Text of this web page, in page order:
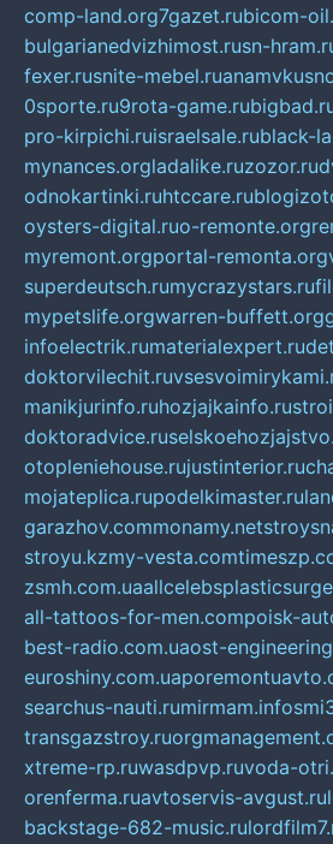
comp-land.org7gazet.rubicom-
bulgarianedvizhimost.rusn-
fexer.rusnite-mebel.ru
0sporte.ru9rota-game.ru
pro-kirpichi.ruisraelsale.rublack-
mynances.orgladalike.ruzozor.ru
odnokartinki.ruhtccare.ru
oysters-digital.ruo-remonte.org
myremont.orgportal-remonta.org
superdeutsch.rumycrazystars.ru
mypetslife.orgwarren-buffett.org
infoelectrik.rumaterialexpert.ru
doktorvilechit.ru
manikjurinfo.ruhozjajkainfo.ru
doktoradvice.ru
otopleniehouse.rujustinterior.ru
mojateplica.rupodelkimaster.ru
garazhov.commonamy.net
stroyu.kzmy-vesta.com
zsmh.com.ua
all-tattoos-for-men.compoisk-
best-radio.com.uaost-
euroshiny.com.ua
searchus-nauti.rumirmam.info
transgazstroy.ru
xtreme-rp.ruwasdpvp.ruvoda-
orenferma.ruavtoservis-avgust.ru
backstage-682-music.ru